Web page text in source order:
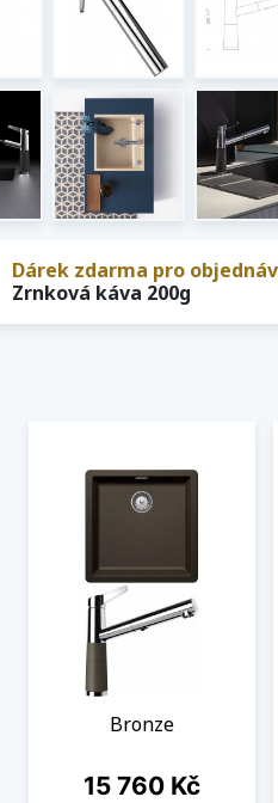
Dárek zdarma pro
Zrnková káva 200g
Bronze
Cena
15 760 Kč